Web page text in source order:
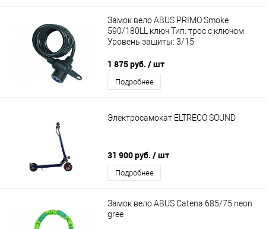
Замок вело ABUS PRIMO Smoke
590/180LL ключ Тип: трос с ключом
Уровень защиты: 3/15
1 875 руб. / шт
Подробнее
Электросамокат ELTRECO SOUND
31 900 руб. / шт
Подробнее
Замок вело ABUS Catena 685/75 neon
gree